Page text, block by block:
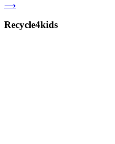
⟶
Recycle4kids